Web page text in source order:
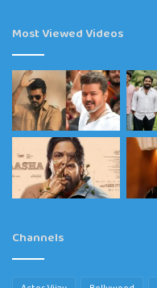
Most Viewed Videos
Channels